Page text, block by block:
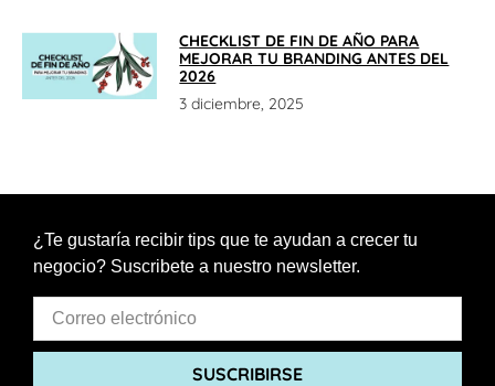
CHECKLIST DE FIN DE AÑO PARA
MEJORAR TU BRANDING ANTES DEL
2026
3 diciembre, 2025
¿Te gustaría recibir tips que te ayudan a crecer tu
negocio? Suscribete a nuestro newsletter.
SUSCRIBIRSE